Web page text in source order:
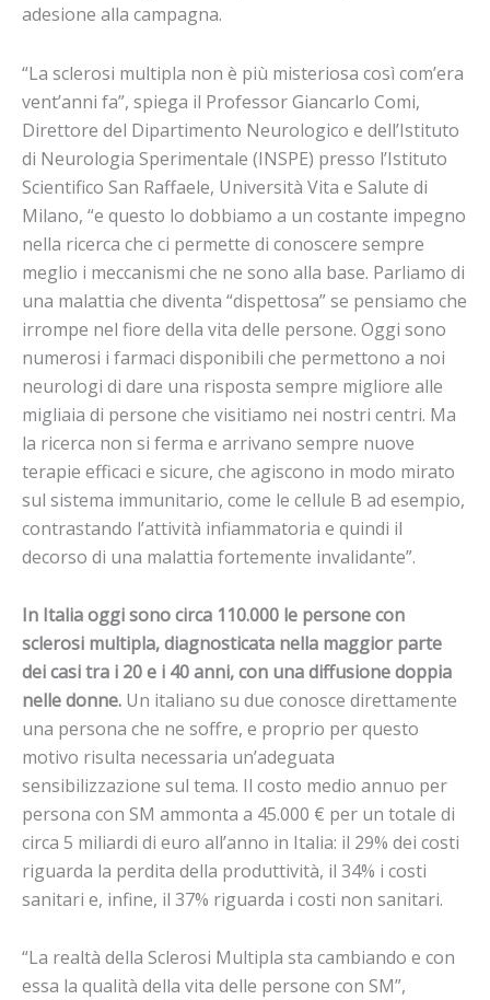
adesione alla campagna.
“La sclerosi multipla non è più misteriosa così com’era
vent’anni fa”, spiega il Professor Giancarlo Comi,
Direttore del Dipartimento Neurologico e dell’Istituto
di Neurologia Sperimentale (INSPE) presso l’Istituto
Scientifico San Raffaele, Università Vita e Salute di
Milano, “e questo lo dobbiamo a un costante impegno
nella ricerca che ci permette di conoscere sempre
meglio i meccanismi che ne sono alla base. Parliamo di
una malattia che diventa “dispettosa” se pensiamo che
irrompe nel fiore della vita delle persone. Oggi sono
numerosi i farmaci disponibili che permettono a noi
neurologi di dare una risposta sempre migliore alle
migliaia di persone che visitiamo nei nostri centri. Ma
la ricerca non si ferma e arrivano sempre nuove
terapie efficaci e sicure, che agiscono in modo mirato
sul sistema immunitario, come le cellule B ad esempio,
contrastando l’attività infiammatoria e quindi il
decorso di una malattia fortemente invalidante”.
In Italia oggi sono circa 110.000 le persone con
sclerosi multipla, diagnosticata nella maggior parte
dei casi tra i 20 e i 40 anni, con una diffusione doppia
nelle donne. Un italiano su due conosce direttamente
una persona che ne soffre, e proprio per questo
motivo risulta necessaria un’adeguata
sensibilizzazione sul tema. Il costo medio annuo per
persona con SM ammonta a 45.000 € per un totale di
circa 5 miliardi di euro all’anno in Italia: il 29% dei costi
riguarda la perdita della produttività, il 34% i costi
sanitari e, infine, il 37% riguarda i costi non sanitari.
“La realtà della Sclerosi Multipla sta cambiando e con
essa la qualità della vita delle persone con SM”,